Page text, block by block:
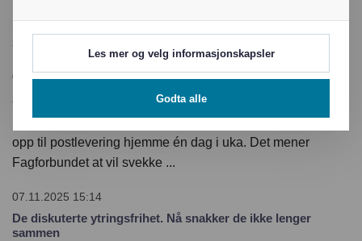
Samarkand i Usbekistan i november, ble Norge valgt inn
som medlem av UNESCOs styre for perioden 2025-2029.
07.11.2025 15:19
Regjeringen legger fram et lovforslaget hvor det legges
opp til postlevering hjemme én dag i uka. Det mener
Fagforbundet at vil svekke ...
07.11.2025 15:14
De diskuterte ytringsfrihet. Nå snakker de ikke lenger
sammen
Les mer og velg informasjonskapsler
Godta alle